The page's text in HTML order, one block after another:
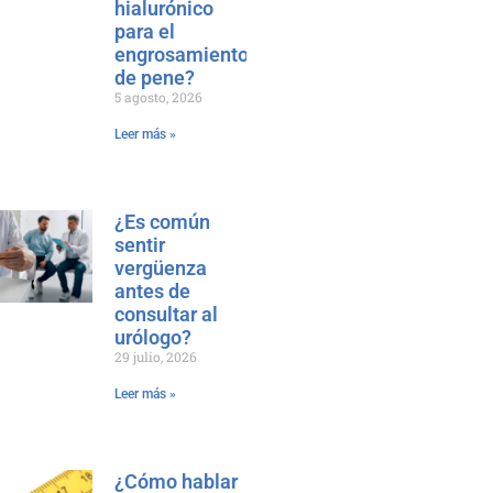
hialurónico
para el
engrosamiento
de pene?
5 agosto, 2026
Leer más »
¿Es común
sentir
vergüenza
antes de
consultar al
urólogo?
29 julio, 2026
Leer más »
¿Cómo hablar